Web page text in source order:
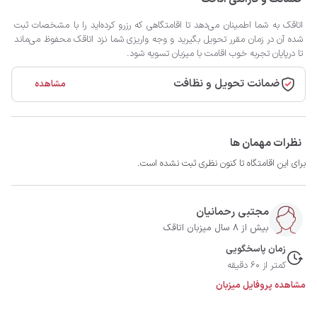
اتاقک به شما اطمینان می‌دهد تا اقامتگاهی که رزرو کرده‌اید را با مشخصات ثبت
شده آن در زمان مقرر تحویل بگیرید و وجه واریزی شما نزد اتاقک محفوظ می‌ماند
تا درپایان تجربه خوب اقامت با میزبان تسویه شود.
ضمانت تحویل و نظافت مشاهده
نظرات مهمان ها
برای این اقامتگاه تا کنون نظری ثبت نشده است.
مجتبی رحمانیان
بیش از 8 سال میزبان اتاقک
زمان پاسخگویی
کمتر از 60 دقیقه
مشاهده پروفایل میزبان